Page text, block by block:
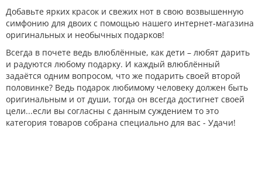
Добавьте ярких красок и свежих нот в свою возвышенную
симфонию для двоих с помощью нашего интернет-магазина
оригинальных и необычных подарков!
Всегда в почете ведь влюблённые, как дети – любят дарить
и радуются любому подарку. И каждый влюблённый
задаётся одним вопросом, что же подарить своей второй
половинке? Ведь подарок любимому человеку должен быть
оригинальным и от души, тогда он всегда достигнет своей
цели...если вы согласны с данным суждением то это
категория товаров собрана специально для вас - Удачи!